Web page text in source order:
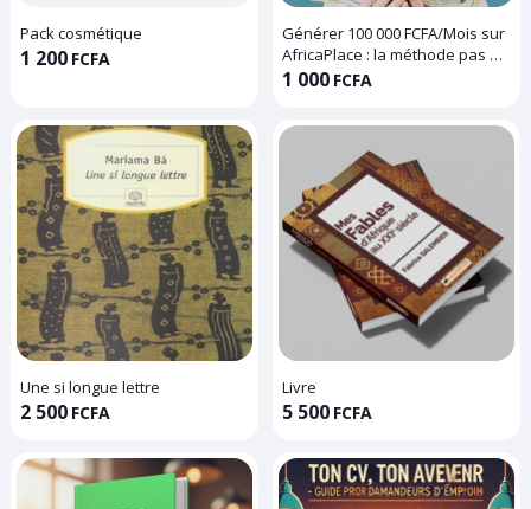
Pack cosmétique
1 200 FCFA
Générer 100 000 FCFA/Mois sur
AfricaPlace : la méthode pas à
pas descendante (Sans
1 000 FCFA
Une si longue lettre
2 500 FCFA
Livre
5 500 FCFA